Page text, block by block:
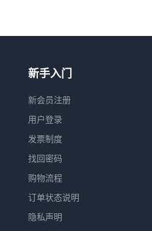
新手入门
新会员注册
用户登录
发票制度
找回密码
购物流程
订单状态说明
隐私声明